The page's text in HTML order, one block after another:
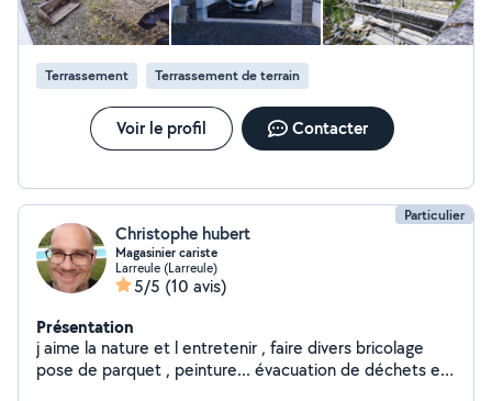
Terrassement Terrassement de terrain
Voir le profil Contacter
Particulier
Christophe hubert
Magasinier cariste
Larreule (Larreule)
5/5 (10 avis)
Présentation
j aime la nature et l entretenir , faire divers bricolage
pose de parquet , peinture... évacuation de déchets et